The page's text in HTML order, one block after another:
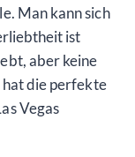
Man kann sich
ist
aber keine
hat die perfekte
Vegas